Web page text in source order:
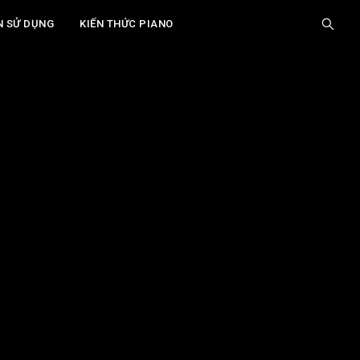
SỬ DỤNG KIẾN THỨC PIANO